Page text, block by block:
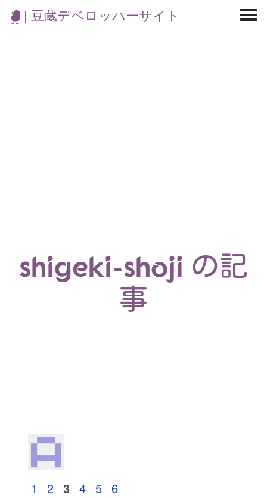
| 豆蔵デベロッパーサイト
shigeki-shoji の記
事
1 2 3 4 5 6